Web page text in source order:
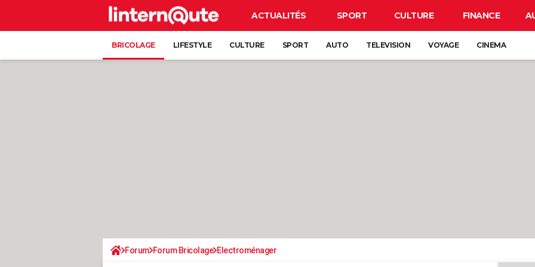
ACTUALITÉS SPORT CULTURE FINANCE
BRICOLAGE LIFESTYLE CULTURE SPORT AUTO TELEVISION VOYAGE CINEMA
Forum Forum Bricolage Electroménager